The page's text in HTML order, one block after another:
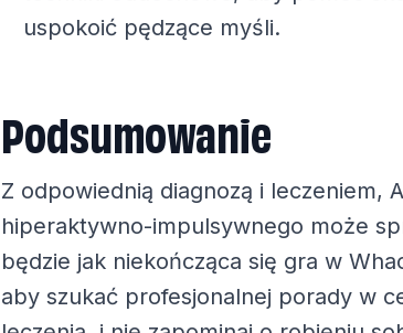
uspokoić pędzące myśli.
Podsumowanie
Z odpowiednią diagnozą i leczeniem,
hiperaktywno-impulsywnego może
będzie jak niekończąca się gra w
aby szukać profesjonalnej porady w